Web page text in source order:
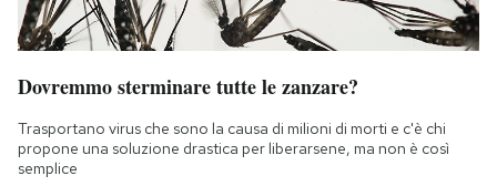
Dovremmo sterminare tutte le zanzare?
Trasportano virus che sono la causa di milioni di morti e c'è chi
propone una soluzione drastica per liberarsene, ma non è così
semplice